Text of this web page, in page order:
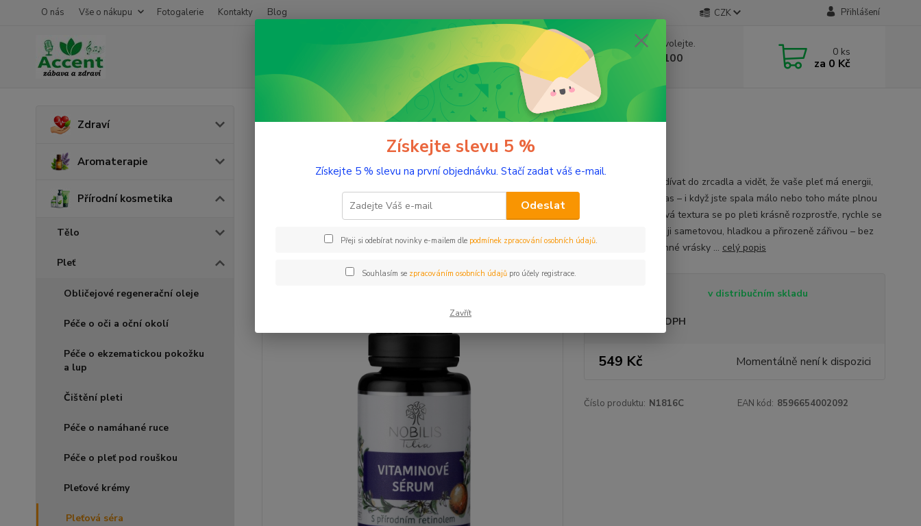
O nás Vše o nákupu Fotogalerie Kontakty Blog CZK Přihlášení
Nevíte si rady? Zavolejte.
+420 603 332 100
(Po-Pá, 10-17 hod.)
0 ks
za 0 Kč
Zdraví
Aromaterapie
Přírodní kosmetika
Tělo
Pleť
Obličejové regenerační oleje
Péče o oči a oční okolí
Péče o ekzematickou pokožku
a lup
Čištění pleti
Péče o namáhané ruce
Péče o pleť pod rouškou
Pleťové krémy
Pleťová séra
Přírodní kosmetika Pleť Pleťová séra Vitaminové sérum 20 ml
Vitaminové sérum 20 ml
Chcete se ráno podívat do zrcadla a vidět, že vaše pleť má energii,
šťávu a přirozený jas – i když jste spala málo nebo toho máte plnou
hlavu? Lehká olejová textura se po pleti krásně rozprostře, rychle se
vstřebá a zanechá ji sametovou, hladkou a přirozeně zářivou – bez
mastného filmu.Jemné vrásky ... celý popis
v distribučním skladu
Nejsme plátci DPH
549 Kč Momentálně není k dispozici
Číslo produktu: N1816C EAN kód: 8596654002092
Získejte slevu 5 %
Získejte 5 % slevu na první objednávku. Stačí zadat váš e-mail.
Odeslat
Přeji si odebírat novinky e-mailem dle podmínek zpracování osobních údajů.
Souhlasím se zpracováním osobních údajůpro účely registrace.
Zavřít